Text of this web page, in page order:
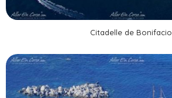
Citadelle de Bonifacio